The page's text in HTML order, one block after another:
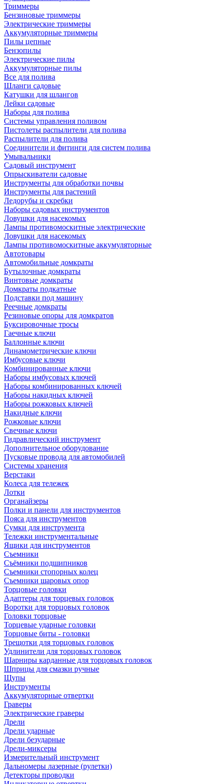
Триммеры
Бензиновые триммеры
Электрические триммеры
Аккумуляторные триммеры
Пилы цепные
Бензопилы
Электрические пилы
Аккумуляторные пилы
Все для полива
Шланги садовые
Катушки для шлангов
Лейки садовые
Наборы для полива
Системы управления поливом
Пистолеты распылители для полива
Распылители для полива
Соединители и фитинги для систем полива
Умывальники
Садовый инструмент
Опрыскиватели садовые
Инструменты для обработки почвы
Инструменты для растений
Ледорубы и скребки
Наборы садовых инструментов
Ловушки для насекомых
Лампы противомоскитные электрические
Ловушки для насекомых
Лампы противомоскитные аккумуляторные
Автотовары
Автомобильные домкраты
Бутылочные домкраты
Винтовые домкраты
Домкраты подкатные
Подставки под машину
Реечные домкраты
Резиновые опоры для домкратов
Буксировочные тросы
Гаечные ключи
Баллонные ключи
Динамометрические ключи
Имбусовые ключи
Комбинированные ключи
Наборы имбусовых ключей
Наборы комбинированных ключей
Наборы накидных ключей
Наборы рожковых ключей
Накидные ключи
Рожковые ключи
Свечные ключи
Гидравлический инструмент
Дополнительное оборудование
Пусковые провода для автомобилей
Системы хранения
Верстаки
Колеса для тележек
Лотки
Органайзеры
Полки и панели для инструментов
Пояса для инструментов
Сумки для инструмента
Тележки инструментальные
Ящики для инструментов
Съемники
Съёмники подшипников
Съемники стопорных колец
Съемники шаровых опор
Торцовые головки
Адаптеры для торцевых головок
Воротки для торцовых головок
Головки торцовые
Торцевые ударные головки
Торцовые биты - головки
Трещотки для торцовых головок
Удлинители для торцовых головок
Шарниры карданные для торцовых головок
Шприцы для смазки ручные
Щупы
Инструменты
Аккумуляторные отвертки
Граверы
Электрические граверы
Дрели
Дрели ударные
Дрели безударные
Дрели-миксеры
Измерительный инструмент
Дальномеры лазерные (рулетки)
Детекторы проводки